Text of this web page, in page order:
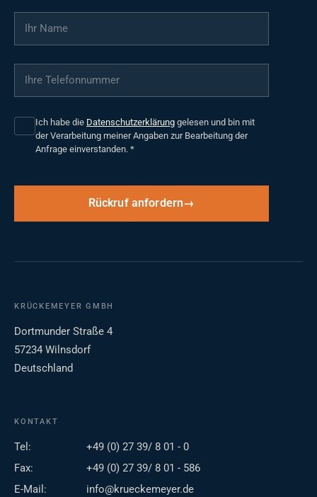
Ihr Name
Ihre Telefonnummer
Ich habe die Datenschutzerklärung gelesen und bin mit
der Verarbeitung meiner Angaben zur Bearbeitung der
Anfrage einverstanden. *
Rückruf anfordern
KRÜCKEMEYER GMBH
Dortmunder Straße 4
57234 Wilnsdorf
Deutschland
KONTAKT
Tel:
+49 (0) 27 39/ 8 01 - 0
Fax:
+49 (0) 27 39/ 8 01 - 586
E-Mail:
info@krueckemeyer.de